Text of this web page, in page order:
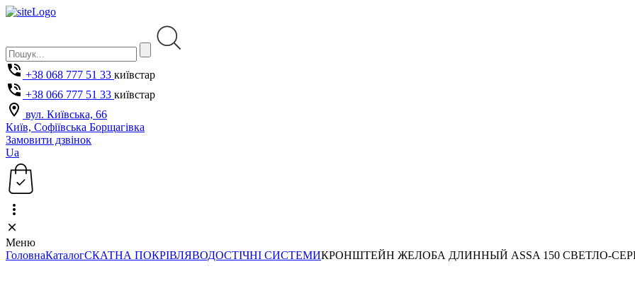
+38 068 777 51 33 київстар
+38 066 777 51 33 київстар
вул. Київська, 66
Київ, Софіївська Борщагівка
Замовити дзвінок
Ua
Меню
ГоловнаКаталогСКАТНА ПОКРІВЛЯВОДОСТІЧНІ СИСТЕМИКРОНШТЕЙН ЖЕЛОБА ДЛИННЫЙ ASSA 150 СВЕТЛО-